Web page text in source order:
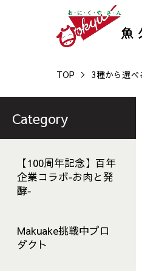
Category
【100周年記念】百年
企業コラボ‐お肉と発
酵‐
Makuake挑戦中プロ
ダクト
TOP 3種から選べ